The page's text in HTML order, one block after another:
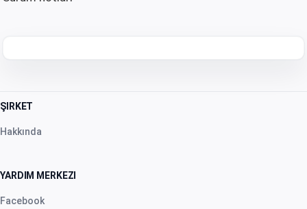
ŞIRKET
Hakkında
YARDIM MERKEZI
Facebook